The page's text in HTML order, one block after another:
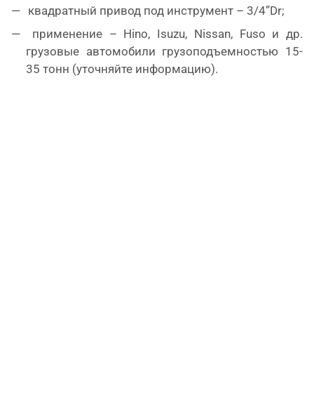
квадратный привод под инструмент – 3/4”Dr;
применение – Hino, Isuzu, Nissan, Fuso и др.
грузовые автомобили грузоподъемностью 15-
35 тонн (уточняйте информацию).